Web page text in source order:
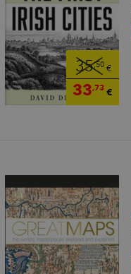
35,50€
33,73€